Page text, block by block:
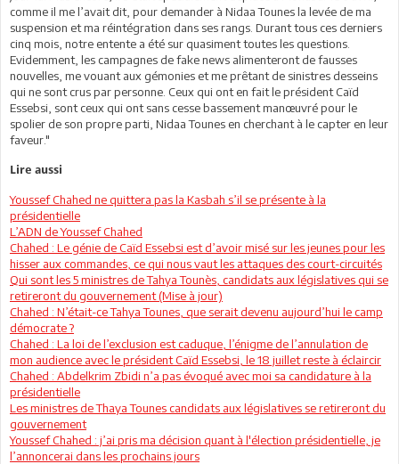
comme il me l’avait dit, pour demander à Nidaa Tounes la levée de ma
suspension et ma réintégration dans ses rangs. Durant tous ces derniers
cinq mois, notre entente a été sur quasiment toutes les questions.
Evidemment, les campagnes de fake news alimenteront de fausses
nouvelles, me vouant aux gémonies et me prêtant de sinistres desseins
qui ne sont crus par personne. Ceux qui ont en fait le président Caïd
Essebsi, sont ceux qui ont sans cesse bassement manœuvré pour le
spolier de son propre parti, Nidaa Tounes en cherchant à le capter en leur
faveur."
Lire aussi
Youssef Chahed ne quittera pas la Kasbah s’il se présente à la
présidentielle
L’ADN de Youssef Chahed
Chahed : Le génie de Caïd Essebsi est d’avoir misé sur les jeunes pour les
hisser aux commandes, ce qui nous vaut les attaques des court-circuités
Qui sont les 5 ministres de Tahya Tounès, candidats aux législatives qui se
retireront du gouvernement (Mise à jour)
Chahed : N’était-ce Tahya Tounes, que serait devenu aujourd’hui le camp
démocrate ?
Chahed : La loi de l’exclusion est caduque, l’énigme de l’annulation de
mon audience avec le président Caïd Essebsi, le 18 juillet reste à éclaircir
Chahed : Abdelkrim Zbidi n’a pas évoqué avec moi sa candidature à la
présidentielle
Les ministres de Thaya Tounes candidats aux législatives se retireront du
gouvernement
Youssef Chahed : j’ai pris ma décision quant à l'élection présidentielle, je
l’annoncerai dans les prochains jours